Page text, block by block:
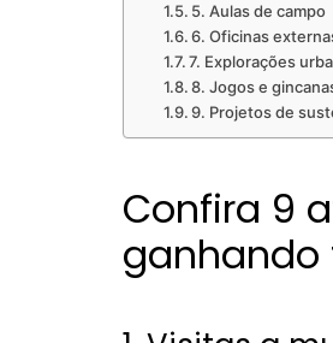
5. Aulas de campo
6. Oficinas
7. Explorações
8. Jogos e
9. Projetos de
Confira 9
ganhando